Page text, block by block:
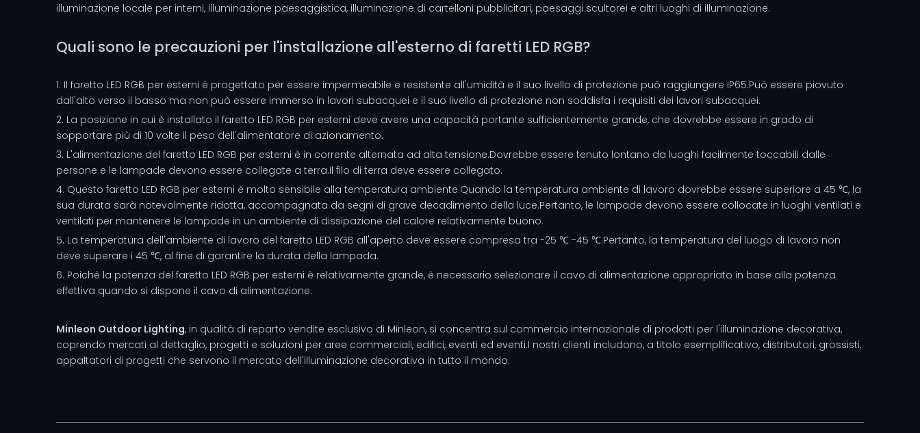
illuminazione locale per interni, illuminazione paesaggistica, illuminazione di cartelloni pubblicitari, paesaggi scultorei e altri luoghi di illuminazione.
Quali sono le precauzioni per l'installazione all'esterno di faretti LED RGB?
1. Il faretto LED RGB per esterni è progettato per essere impermeabile e resistente all'umidità e il suo livello di protezione può raggiungere IP65.Può essere piovuto
dall'alto verso il basso ma non può essere immerso in lavori subacquei e il suo livello di protezione non soddisfa i requisiti dei lavori subacquei.
2. La posizione in cui è installato il faretto LED RGB per esterni deve avere una capacità portante sufficientemente grande, che dovrebbe essere in grado di
sopportare più di 10 volte il peso dell'alimentatore di azionamento.
3. L'alimentazione del faretto LED RGB per esterni è in corrente alternata ad alta tensione.Dovrebbe essere tenuto lontano da luoghi facilmente toccabili dalle
persone e le lampade devono essere collegate a terra.Il filo di terra deve essere collegato.
4. Questo faretto LED RGB per esterni è molto sensibile alla temperatura ambiente.Quando la temperatura ambiente di lavoro dovrebbe essere superiore a 45 ℃, la
sua durata sarà notevolmente ridotta, accompagnata da segni di grave decadimento della luce.Pertanto, le lampade devono essere collocate in luoghi ventilati e
ventilati per mantenere le lampade in un ambiente di dissipazione del calore relativamente buono.
5. La temperatura dell'ambiente di lavoro del faretto LED RGB all'aperto deve essere compresa tra -25 ℃ -45 ℃.Pertanto, la temperatura del luogo di lavoro non
deve superare i 45 ℃, al fine di garantire la durata della lampada.
6. Poiché la potenza del faretto LED RGB per esterni è relativamente grande, è necessario selezionare il cavo di alimentazione appropriato in base alla potenza
effettiva quando si dispone il cavo di alimentazione.
Minleon Outdoor Lighting, in qualità di reparto vendite esclusivo di Minleon, si concentra sul commercio internazionale di prodotti per l'illuminazione decorativa,
coprendo mercati al dettaglio, progetti e soluzioni per aree commerciali, edifici, eventi ed eventi.I nostri clienti includono, a titolo esemplificativo, distributori, grossisti,
appaltatori di progetti che servono il mercato dell'illuminazione decorativa in tutto il mondo.